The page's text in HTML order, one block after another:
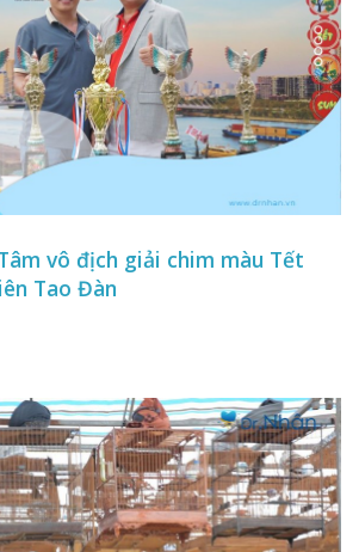
vô địch giải chim màu Tết
Tao Đàn